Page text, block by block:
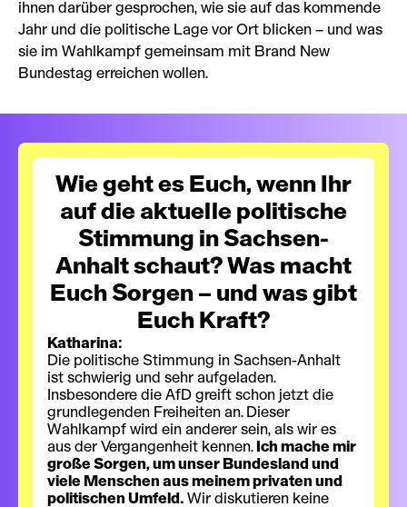
ihnen darüber gesprochen, wie sie auf das kommende
Jahr und die politische Lage vor Ort blicken – und was
sie im Wahlkampf gemeinsam mit Brand New
Bundestag erreichen wollen.
Wie geht es Euch, wenn Ihr
auf die aktuelle politische
Stimmung in Sachsen-
Anhalt schaut? Was macht
Euch Sorgen – und was gibt
Euch Kraft?
Katharina:
Die politische Stimmung in Sachsen-Anhalt
ist schwierig und sehr aufgeladen.
Insbesondere die AfD greift schon jetzt die
grundlegenden Freiheiten an. Dieser
Wahlkampf wird ein anderer sein, als wir es
aus der Vergangenheit kennen. Ich mache mir
große Sorgen, um unser Bundesland und
viele Menschen aus meinem privaten und
politischen Umfeld. Wir diskutieren keine